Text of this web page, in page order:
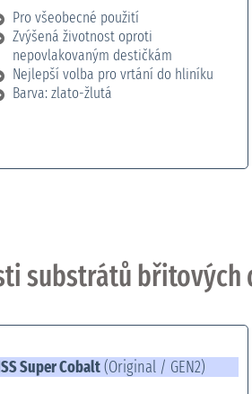
Pro všeobecné použití
Zvýšená životnost oproti
nepovlakovaným destičkám
Nejlepší volba pro vrtání do hliníku
Barva: zlato-žlutá
substrátů břitových
Super Cobalt(Original / GEN2)